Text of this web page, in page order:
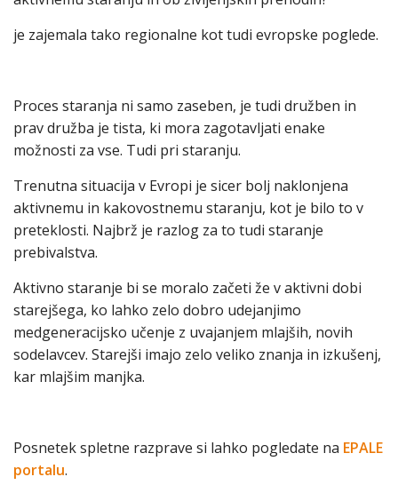
je zajemala tako regionalne kot tudi evropske poglede.
Proces staranja ni samo zaseben, je tudi družben in
prav družba je tista, ki mora zagotavljati enake
možnosti za vse. Tudi pri staranju.
Trenutna situacija v Evropi je sicer bolj naklonjena
aktivnemu in kakovostnemu staranju, kot je bilo to v
preteklosti. Najbrž je razlog za to tudi staranje
prebivalstva.
Aktivno staranje bi se moralo začeti že v aktivni dobi
starejšega, ko lahko zelo dobro udejanjimo
medgeneracijsko učenje z uvajanjem mlajših, novih
sodelavcev. Starejši imajo zelo veliko znanja in izkušenj,
kar mlajšim manjka.
Posnetek spletne razprave si lahko pogledate na EPALE
portalu.